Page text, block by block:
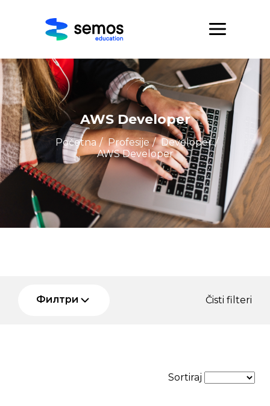
AWS Developer
Početna / Profesije / Developer /
AWS Developer
Филтри Čisti filteri
Sortiraj